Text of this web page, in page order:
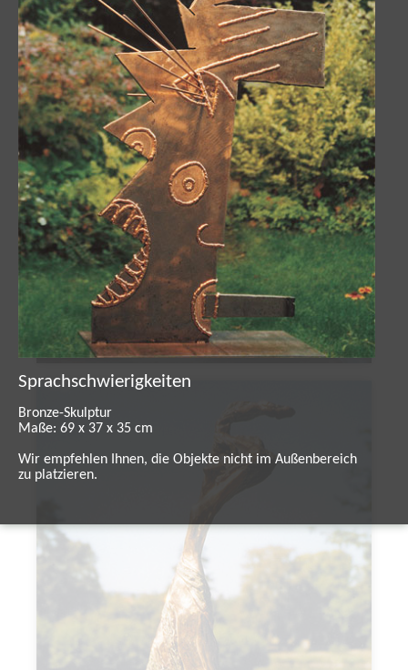
Sprachschwierigkeiten
Bronze-Skulptur
Maße: 69 x 37 x 35 cm
Wir empfehlen Ihnen, die Objekte nicht im Außenbereich
zu platzieren.
Engel der Verfolgten